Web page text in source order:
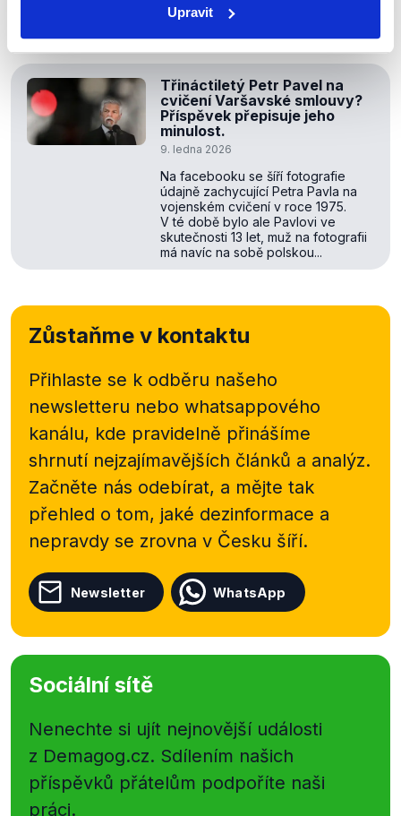
Upravit
spolupráce se sociální sítí Facebook označili jako
pozměněnou.
Třináctiletý Petr Pavel na
cvičení Varšavské smlouvy?
Příspěvek přepisuje jeho
minulost.
9. ledna 2026
Na facebooku se šíří fotografie
údajně zachycující Petra Pavla na
vojenském cvičení v roce 1975.
V té době bylo ale Pavlovi ve
skutečnosti 13 let, muž na fotografii
má navíc na sobě polskou...
Zůstaňme v kontaktu
Přihlaste se k odběru našeho
newsletteru nebo whatsappového
kanálu, kde pravidelně přinášíme
shrnutí nejzajímavějších článků a analýz.
Začněte nás odebírat, a mějte tak
přehled o tom, jaké dezinformace a
nepravdy se zrovna v Česku šíří.
Newsletter WhatsApp
Sociální sítě
Nenechte si ujít nejnovější události
z Demagog.cz. Sdílením našich
příspěvků přátelům podpoříte naši
práci.